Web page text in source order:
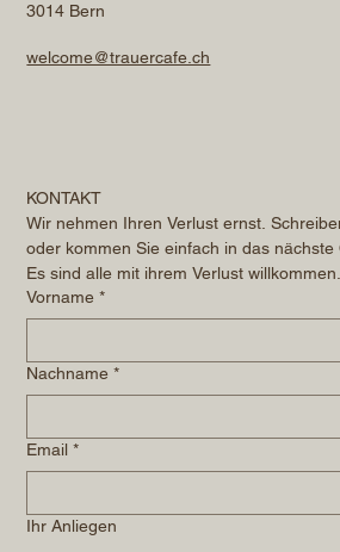
3014 Bern
welcome@trauercafe.ch
KONTAKT
Wir nehmen Ihren Verlust ernst.
oder kommen Sie einfach in das nächste
Es sind alle mit ihrem Verlust willkommen.
Vorname *
Nachname *
Email *
Ihr Anliegen